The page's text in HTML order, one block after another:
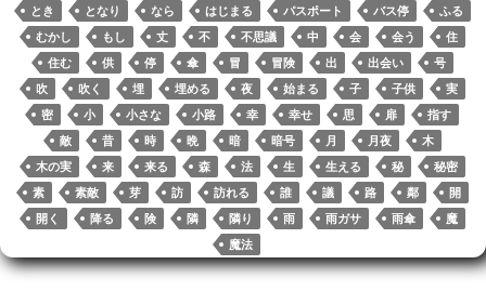
とき
となり なら はじまる パスポート バス停
ふる
むかし
もし 丈 不 不思議 中 会 会う
住
住む
供 停 傘 冒 冒険 出 出会い
号
吹
吹く 埋 埋める 夜 始まる 子 子供
実
密
小 小さな 小路 幸 幸せ 思 扉
指す
敵
昔 時 晩 暗 暗号 月 月夜
木
木の実
来 来る 森 法 生 生える 秘
秘密
素
素敵 芽 訪 訪れる 誰 議 路 鄰
開
開く
降る 険 隣 隣り 雨 雨ガサ 雨傘
魔
魔法